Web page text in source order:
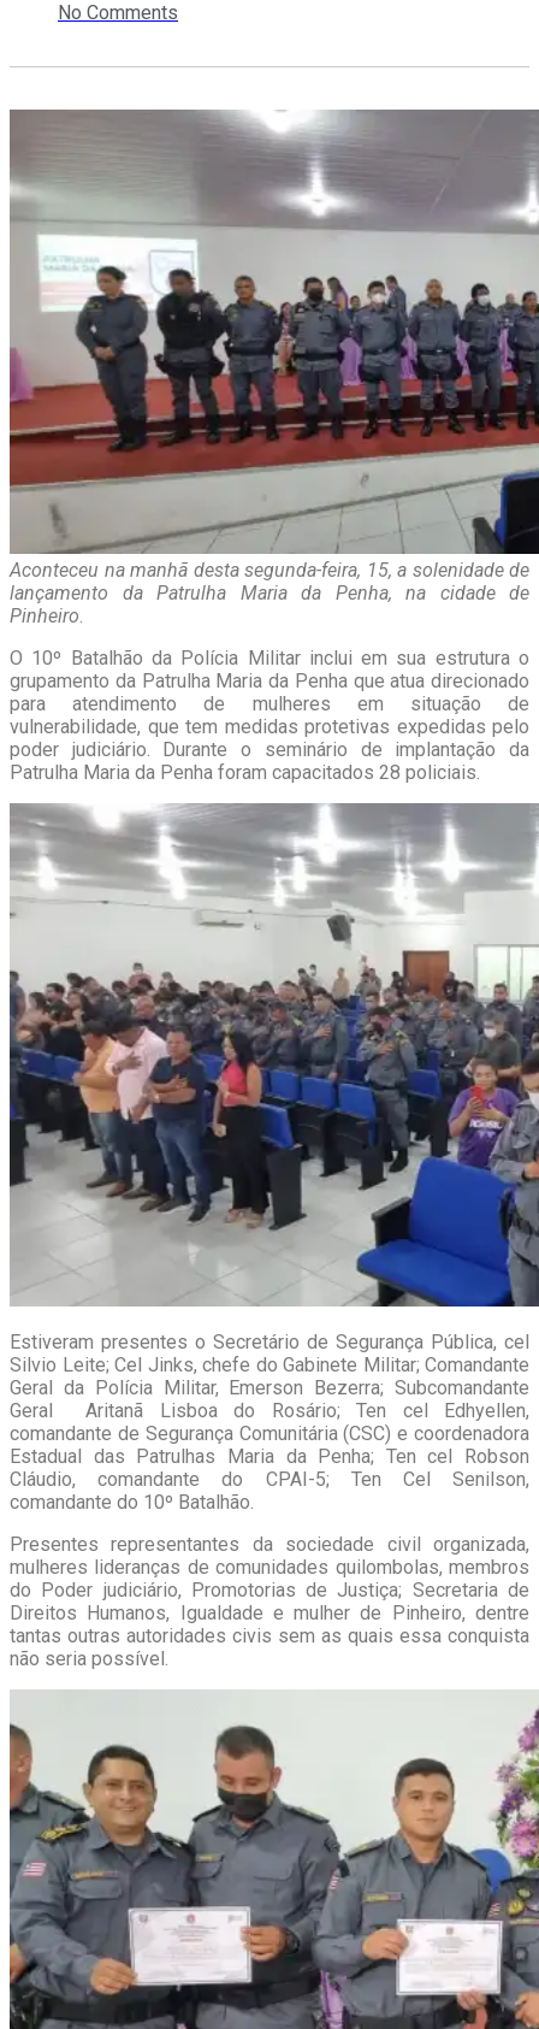
No Comments
Aconteceu na manhã desta segunda-feira, 15, a solenidade de
lançamento da Patrulha Maria da Penha, na cidade de
Pinheiro.
O 10º Batalhão da Polícia Militar inclui em sua estrutura o
grupamento da Patrulha Maria da Penha que atua direcionado
para atendimento de mulheres em situação de
vulnerabilidade, que tem medidas protetivas expedidas pelo
poder judiciário. Durante o seminário de implantação da
Patrulha Maria da Penha foram capacitados 28 policiais.
Estiveram presentes o Secretário de Segurança Pública, cel
Silvio Leite; Cel Jinks, chefe do Gabinete Militar; Comandante
Geral da Polícia Militar, Emerson Bezerra; Subcomandante
Geral Aritanã Lisboa do Rosário; Ten cel Edhyellen,
comandante de Segurança Comunitária (CSC) e coordenadora
Estadual das Patrulhas Maria da Penha; Ten cel Robson
Cláudio, comandante do CPAI-5; Ten Cel Senilson,
comandante do 10º Batalhão.
Presentes representantes da sociedade civil organizada,
mulheres lideranças de comunidades quilombolas, membros
do Poder judiciário, Promotorias de Justiça; Secretaria de
Direitos Humanos, Igualdade e mulher de Pinheiro, dentre
tantas outras autoridades civis sem as quais essa conquista
não seria possível.